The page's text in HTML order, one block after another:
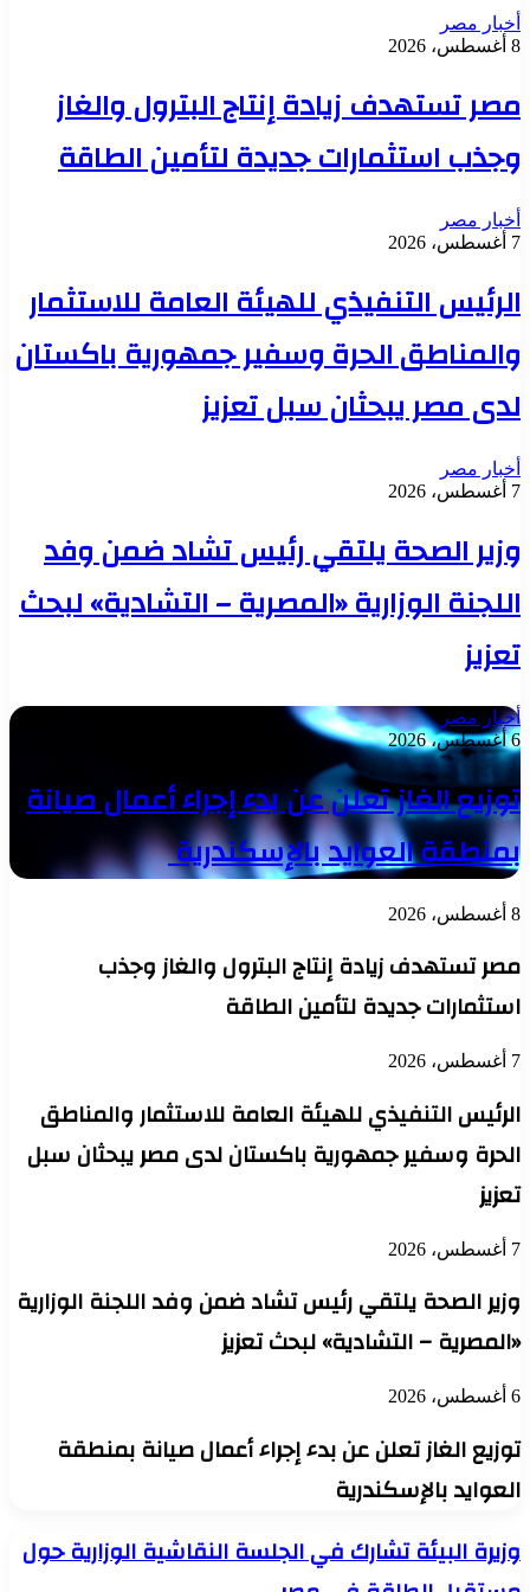
أخبار مصر
8 أغسطس، 2026
مصر تستهدف زيادة إنتاج البترول والغاز
وجذب استثمارات جديدة لتأمين الطاقة
أخبار مصر
7 أغسطس، 2026
الرئيس التنفيذي للهيئة العامة للاستثمار
والمناطق الحرة وسفير جمهورية باكستان
لدى مصر يبحثان سبل تعزيز
أخبار مصر
7 أغسطس، 2026
وزير الصحة يلتقي رئيس تشاد ضمن وفد
اللجنة الوزارية «المصرية – التشادية» لبحث
تعزيز
أخبار مصر
6 أغسطس، 2026
توزيع الغاز تعلن عن بدء إجراء أعمال صيانة
بمنطقة العوايد بالإسكندرية
8 أغسطس، 2026
مصر تستهدف زيادة إنتاج البترول والغاز وجذب
استثمارات جديدة لتأمين الطاقة
7 أغسطس، 2026
الرئيس التنفيذي للهيئة العامة للاستثمار والمناطق
الحرة وسفير جمهورية باكستان لدى مصر يبحثان سبل
تعزيز
7 أغسطس، 2026
وزير الصحة يلتقي رئيس تشاد ضمن وفد اللجنة الوزارية
«المصرية – التشادية» لبحث تعزيز
6 أغسطس، 2026
توزيع الغاز تعلن عن بدء إجراء أعمال صيانة بمنطقة
العوايد بالإسكندرية
وزيرة
البيئة
تشارك
وزيرة البيئة تشارك في الجلسة النقاشية الوزارية حول